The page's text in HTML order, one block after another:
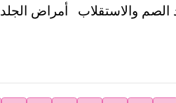
الصم والاستقلاب أمراض الجلد